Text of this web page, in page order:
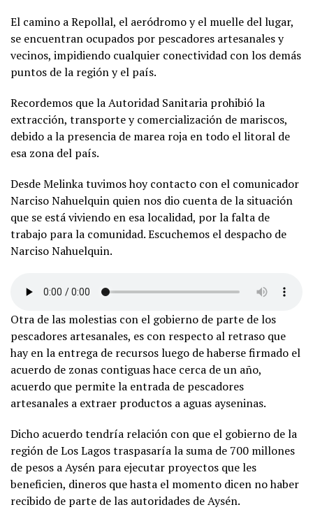
El camino a Repollal, el aeródromo y el muelle del lugar,
se encuentran ocupados por pescadores artesanales y
vecinos, impidiendo cualquier conectividad con los demás
puntos de la región y el país.
Recordemos que la Autoridad Sanitaria prohibió la
extracción, transporte y comercialización de mariscos,
debido a la presencia de marea roja en todo el litoral de
esa zona del país.
Desde Melinka tuvimos hoy contacto con el comunicador
Narciso Nahuelquin quien nos dio cuenta de la situación
que se está viviendo en esa localidad, por la falta de
trabajo para la comunidad. Escuchemos el despacho de
Narciso Nahuelquin.
Otra de las molestias con el gobierno de parte de los
pescadores artesanales, es con respecto al retraso que
hay en la entrega de recursos luego de haberse firmado el
acuerdo de zonas contiguas hace cerca de un año,
acuerdo que permite la entrada de pescadores
artesanales a extraer productos a aguas ayseninas.
Dicho acuerdo tendría relación con que el gobierno de la
región de Los Lagos traspasaría la suma de 700 millones
de pesos a Aysén para ejecutar proyectos que les
beneficien, dineros que hasta el momento dicen no haber
recibido de parte de las autoridades de Aysén.